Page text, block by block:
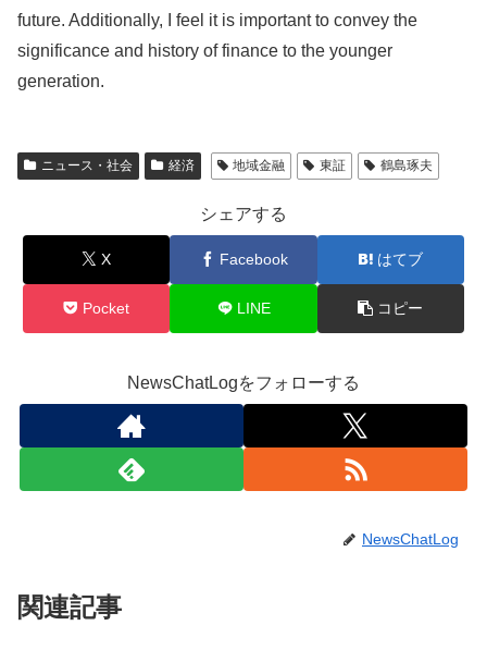
future. Additionally, I feel it is important to convey the
significance and history of finance to the younger
generation.
ニュース・社会 経済 地域金融 東証 鶴島琢夫
シェアする
X Facebook はてブ
Pocket LINE コピー
NewsChatLogをフォローする
NewsChatLog
関連記事